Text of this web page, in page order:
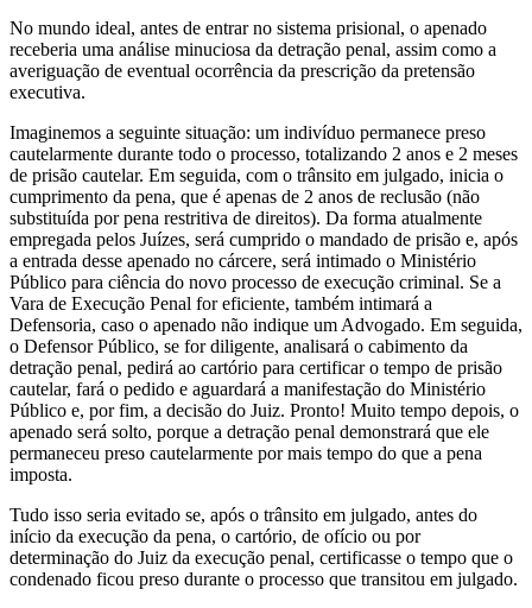
No mundo ideal, antes de entrar no sistema prisional, o apenado
receberia uma análise minuciosa da detração penal, assim como a
averiguação de eventual ocorrência da prescrição da pretensão
executiva.
Imaginemos a seguinte situação: um indivíduo permanece preso
cautelarmente durante todo o processo, totalizando 2 anos e 2 meses
de prisão cautelar. Em seguida, com o trânsito em julgado, inicia o
cumprimento da pena, que é apenas de 2 anos de reclusão (não
substituída por pena restritiva de direitos). Da forma atualmente
empregada pelos Juízes, será cumprido o mandado de prisão e, após
a entrada desse apenado no cárcere, será intimado o Ministério
Público para ciência do novo processo de execução criminal. Se a
Vara de Execução Penal for eficiente, também intimará a
Defensoria, caso o apenado não indique um Advogado. Em seguida,
o Defensor Público, se for diligente, analisará o cabimento da
detração penal, pedirá ao cartório para certificar o tempo de prisão
cautelar, fará o pedido e aguardará a manifestação do Ministério
Público e, por fim, a decisão do Juiz. Pronto! Muito tempo depois, o
apenado será solto, porque a detração penal demonstrará que ele
permaneceu preso cautelarmente por mais tempo do que a pena
imposta.
Tudo isso seria evitado se, após o trânsito em julgado, antes do
início da execução da pena, o cartório, de ofício ou por
determinação do Juiz da execução penal, certificasse o tempo que o
condenado ficou preso durante o processo que transitou em julgado.